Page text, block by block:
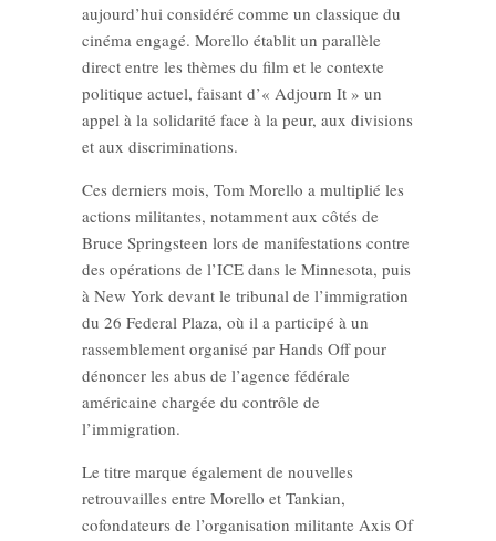
aujourd’hui considéré comme un classique du
cinéma engagé. Morello établit un parallèle
direct entre les thèmes du film et le contexte
politique actuel, faisant d’« Adjourn It » un
appel à la solidarité face à la peur, aux divisions
et aux discriminations.
Ces derniers mois, Tom Morello a multiplié les
actions militantes, notamment aux côtés de
Bruce Springsteen lors de manifestations contre
des opérations de l’ICE dans le Minnesota, puis
à New York devant le tribunal de l’immigration
du 26 Federal Plaza, où il a participé à un
rassemblement organisé par Hands Off pour
dénoncer les abus de l’agence fédérale
américaine chargée du contrôle de
l’immigration.
Le titre marque également de nouvelles
retrouvailles entre Morello et Tankian,
cofondateurs de l’organisation militante Axis Of